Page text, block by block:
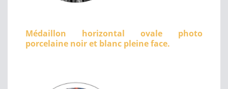
Médaillon horizontal ovale photo
porcelaine noir et blanc pleine face.